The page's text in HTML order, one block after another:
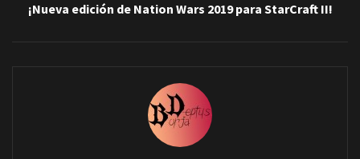
¡Nueva edición de Nation Wars 2019 para StarCraft II!